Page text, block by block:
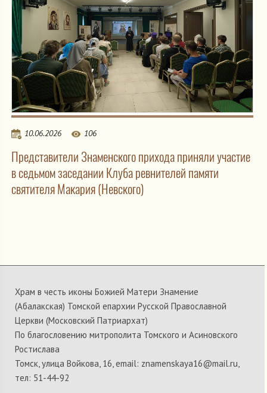
10.06.2026 106
Представители Знаменского прихода приняли участие
в седьмом заседании Клуба ревнителей памяти
святителя Макария (Невского)
Храм в честь иконы Божией Матери Знамение
(Абалакская) Томской епархии Русской Православной
Церкви (Московский Патриархат)
По благословению митрополита Томского и Асиновского
Ростислава
Томск, улица Войкова, 16, email: znamenskaya16@mail.ru,
тел: 51-44-92